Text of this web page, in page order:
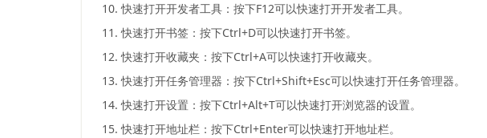
10. 快速打开开发者工具：按下F12可以快速打开开发者工具。
11. 快速打开书签：按下Ctrl+D可以快速打开书签。
12. 快速打开收藏夹：按下Ctrl+A可以快速打开收藏夹。
13. 快速打开任务管理器：按下Ctrl+Shift+Esc可以快速打开任务管理器。
14. 快速打开设置：按下Ctrl+Alt+T可以快速打开浏览器的设置。
15. 快速打开地址栏：按下Ctrl+Enter可以快速打开地址栏。